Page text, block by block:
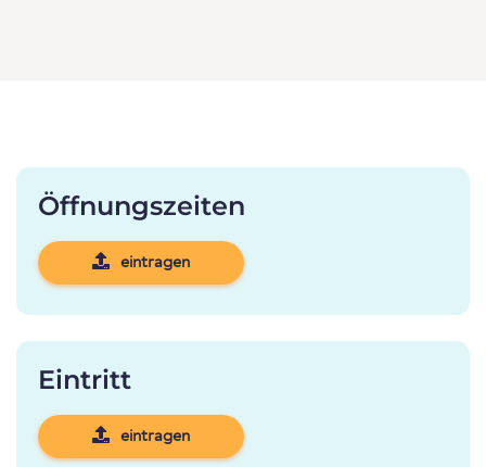
Öffnungszeiten
eintragen
Eintritt
eintragen